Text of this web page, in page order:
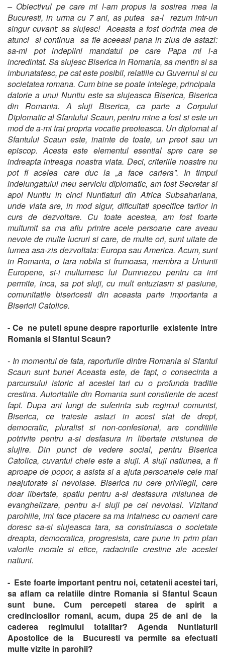
– Obiectivul pe care mi l-am propus la sosirea mea la
Bucuresti, in urma cu 7 ani, as putea sa-l rezum intr-un
singur cuvant: sa slujesc! Aceasta a fost dorinta mea de
atunci si continua sa fie aceeasi pana in ziua de astazi:
sa-mi pot indeplini mandatul pe care Papa mi l-a
incredintat. Sa slujesc Biserica in Romania, sa mentin si sa
imbunatatesc, pe cat este posibil, relatiile cu Guvernul si cu
societatea romana. Cum bine se poate intelege, principala
datorie a unui Nuntiu este sa slujeasca Biserica, Biserica
din Romania. A sluji Biserica, ca parte a Corpului
Diplomatic al Sfantului Scaun, pentru mine a fost si este un
mod de a-mi trai propria vocatie preoteasca. Un diplomat al
Sfantului Scaun este, inainte de toate, un preot sau un
episcop. Acesta este elementul esential spre care se
indreapta intreaga noastra viata. Deci, criteriile noastre nu
pot fi acelea care duc la „a face cariera”. In timpul
indelungatului meu serviciu diplomatic, am fost Secretar si
apoi Nuntiu in cinci Nuntiaturi din Africa Subsahariana,
unde viata are, in mod sigur, dificultati specifice tarilor in
curs de dezvoltare. Cu toate acestea, am fost foarte
multumit sa ma aflu printre acele persoane care aveau
nevoie de multe lucruri si care, de multe ori, sunt uitate de
lumea asa-zis dezvoltata: Europa sau America. Acum, sunt
in Romania, o tara nobila si frumoasa, membra a Uniunii
Europene, si-i multumesc lui Dumnezeu pentru ca imi
permite, inca, sa pot sluji, cu mult entuziasm si pasiune,
comunitatile bisericesti din aceasta parte importanta a
Bisericii Catolice.
- Ce ne puteti spune despre raporturile existente intre
Romania si Sfantul Scaun?
- In momentul de fata, raporturile dintre Romania si Sfantul
Scaun sunt bune! Aceasta este, de fapt, o consecinta a
parcursului istoric al acestei tari cu o profunda traditie
crestina. Autoritatile din Romania sunt constiente de acest
fapt. Dupa ani lungi de suferinta sub regimul comunist,
Biserica, ce traieste astazi in acest stat de drept,
democratic, pluralist si non-confesional, are conditiile
potrivite pentru a-si desfasura in libertate misiunea de
slujire. Din punct de vedere social, pentru Biserica
Catolica, cuvantul cheie este a sluji. A sluji natiunea, a fi
aproape de popor, a asista si a ajuta persoanele cele mai
neajutorate si nevoiase. Biserica nu cere privilegii, cere
doar libertate, spatiu pentru a-si desfasura misiunea de
evanghelizare, pentru a-i sluji pe cei nevoiasi. Vizitand
parohiile, imi face placere sa ma intalnesc cu oameni care
doresc sa-si slujeasca tara, sa construiasca o societate
dreapta, democratica, progresista, care pune in prim plan
valorile morale si etice, radacinile crestine ale acestei
natiuni.
- Este foarte important pentru noi, cetatenii acestei tari,
sa aflam ca relatiile dintre Romania si Sfantul Scaun
sunt bune. Cum percepeti starea de spirit a
credinciosilor romani, acum, dupa 25 de ani de la
caderea regimului totalitar? Agenda Nuntiaturii
Apostolice de la Bucuresti va permite sa efectuati
multe vizite in parohii?